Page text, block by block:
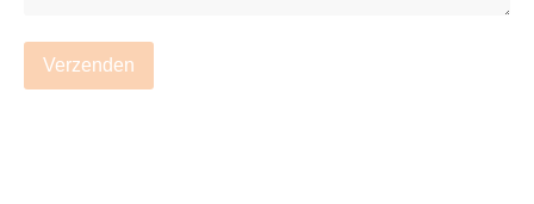
Verzenden